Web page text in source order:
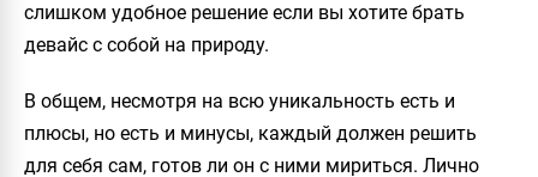
слишком удобное решение если вы хотите брать
девайс с собой на природу.
В общем, несмотря на всю уникальность есть и
плюсы, но есть и минусы, каждый должен решить
для себя сам, готов ли он с ними мириться. Лично